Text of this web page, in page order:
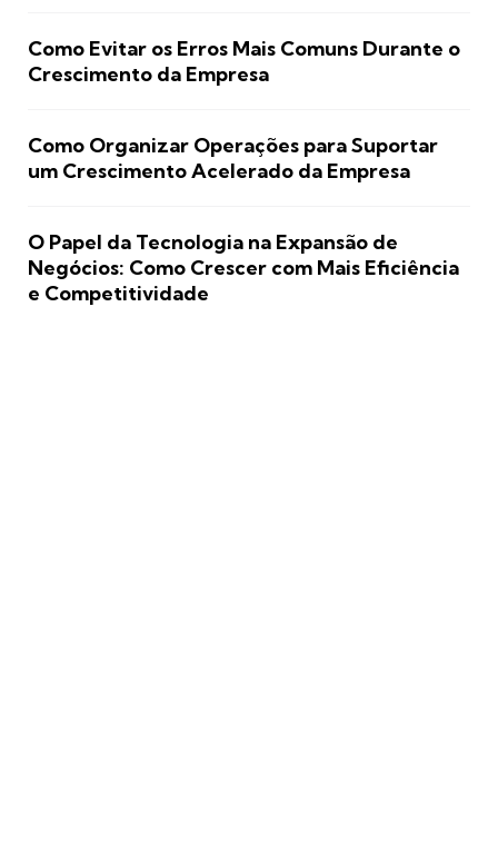
Como Evitar os Erros Mais Comuns Durante o
Crescimento da Empresa
Como Organizar Operações para Suportar
um Crescimento Acelerado da Empresa
O Papel da Tecnologia na Expansão de
Negócios: Como Crescer com Mais Eficiência
e Competitividade